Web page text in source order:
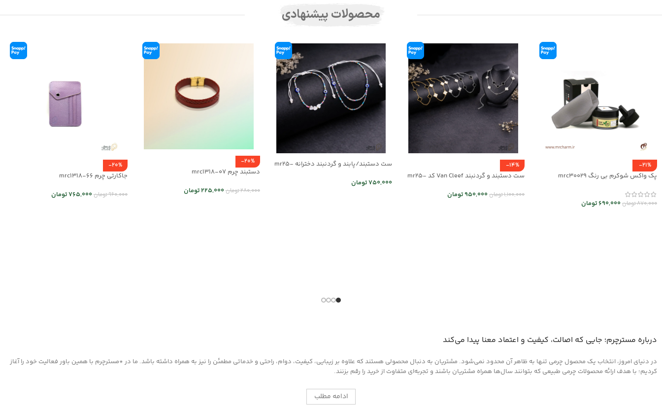
محصولات پیشنهادی
-21%
پک واکس شوکرم بی رنگ mrc30029
870,000تومان690,000 تومان
-14%
ست دستبند و گردنبند Van Cleef کد mr25-
1,100,000تومان950,000تومان
ست دستبند/پابند و گردنبند دخترانه mr25-
750,000تومان
-20%
دستبند چرم mrc1318-07
280,000تومان225,000تومان
-20%
جاکارتی چرم mrc1318-66
960,000تومان765,000تومان
درباره مسترچرم؛ جایی که اصالت، کیفیت و اعتماد معنا پیدا می‌کند
در دنیای امروز، انتخاب یک محصول چرمی تنها به ظاهر آن محدود نمی‌شود. مشتریان به دنبال محصولی هستند که علاوه بر زیبایی، کیفیت، دوام، راحتی و خدماتی مطمئن را نیز به همراه داشته باشد. ما در *مسترچرم با همین باور فعالیت خود را آغاز
کردیم؛ با هدف ارائه محصولات چرمی طبیعی که بتوانند سال‌ها همراه مشتریان باشند و تجربه‌ای متفاوت از خرید را رقم بزنند.
ادامه مطلب